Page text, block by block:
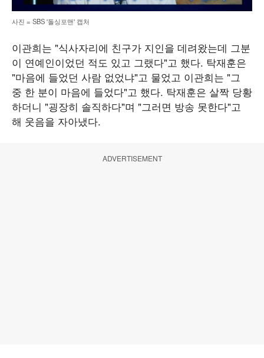
사진 = SBS '돌싱포맨' 캡처
이관희는 "식사자리에 친구가 지인을 데려왔는데 그분
이 연예인이었던 적도 있고 그랬다"고 했다. 탁재훈은
"마음에 들었던 사람 없었냐"고 물었고 이관희는 "그
중 한 분이 마음에 들었다"고 했다. 탁재훈은 살짝 당황
하더니 "굉장히 솔직하다"며 "그러면 방송 못한다"고
해 웃음을 자아냈다.
ADVERTISEMENT